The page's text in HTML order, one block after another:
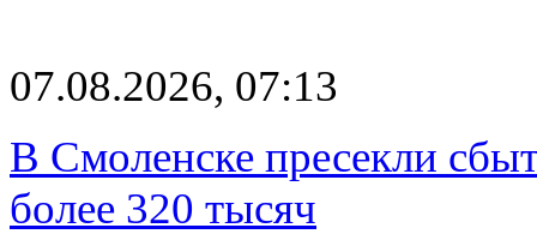
07.08.2026, 07:13
В Смоленске пресекли
более 320 тысяч